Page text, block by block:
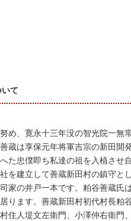
て
め、寛永十三年没の智光院一
蔵は享保元年将軍吉宗の新田
た忠僕即ち私達の祖を入植させ
を建立して善蔵新田村の鎮守
家の井戸一本です。粕谷善蔵氏
ります。善蔵新田村初代村長
住人堤文左衛門、小澤仲右衛門